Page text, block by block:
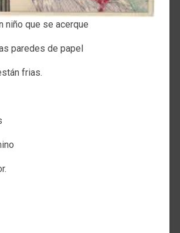
niño que se acerque
paredes de papel
frias.